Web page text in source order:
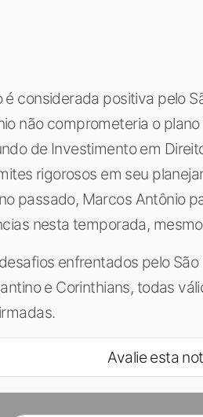
é considerada positiva pelo
não comprometeria o
de Investimento em
rigorosos em seu
passado, Marcos Antônio
nesta temporada,
enfrentados pelo
e Corinthians, todas
Avalie esta